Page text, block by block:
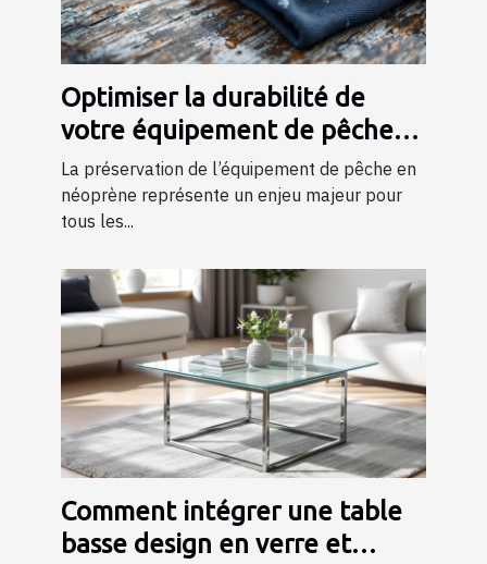
Optimiser la durabilité de
votre équipement de pêche
en néoprène
La préservation de l’équipement de pêche en
néoprène représente un enjeu majeur pour
tous les...
Comment intégrer une table
basse design en verre et